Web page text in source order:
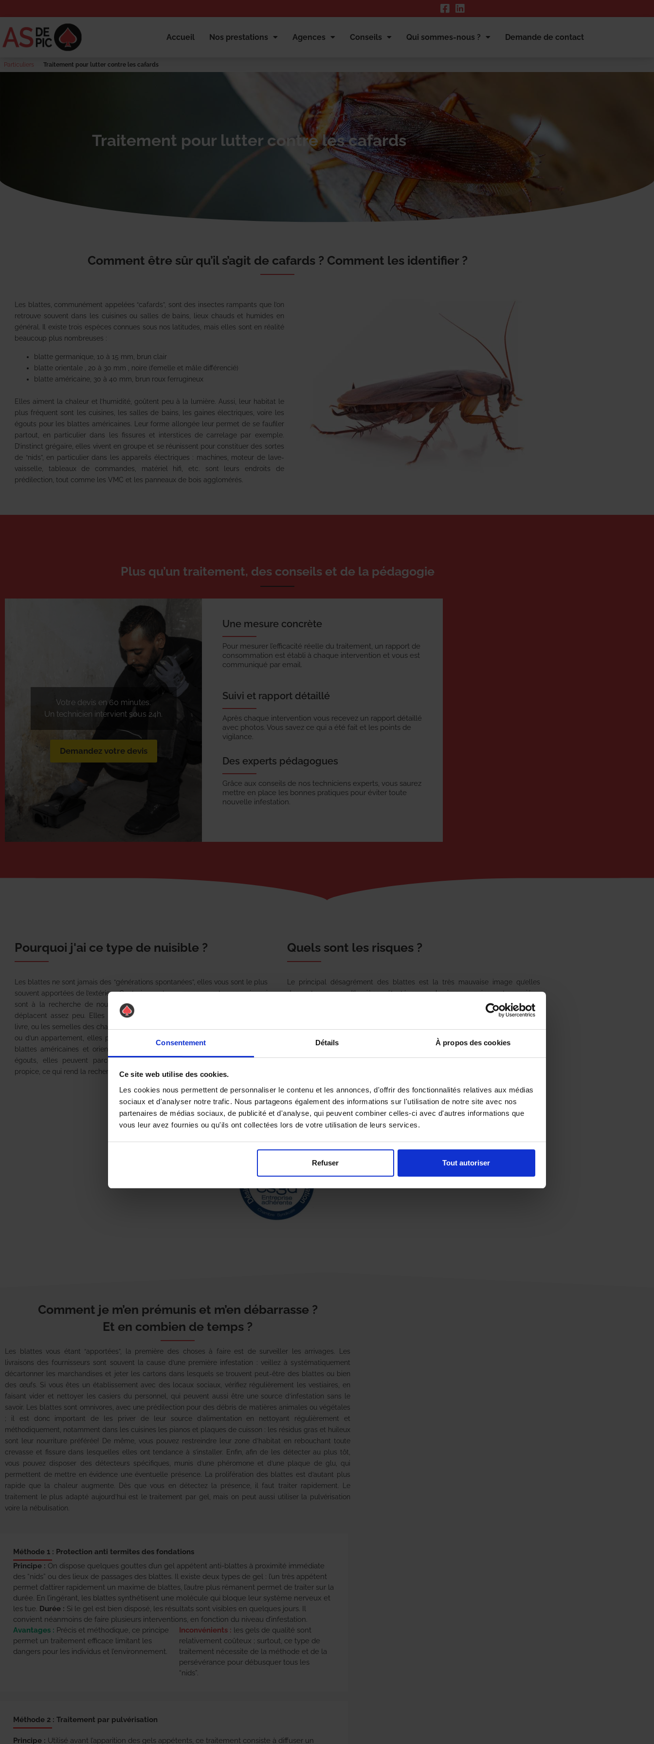
Consentement Détails À propos des cookies
Ce site web utilise des cookies.
Les cookies nous permettent de personnaliser le contenu et les annonces, d'offrir des fonctionnalités relatives aux médias
sociaux et d'analyser notre trafic. Nous partageons également des informations sur l'utilisation de notre site avec nos
partenaires de médias sociaux, de publicité et d'analyse, qui peuvent combiner celles-ci avec d'autres informations que
vous leur avez fournies ou qu'ils ont collectées lors de votre utilisation de leurs services.
Refuser Tout autoriser
Accueil Nos prestations Agences Conseils Qui sommes-nous ? Demande de contact
Particuliers Traitement pour lutter contre les cafards
Traitement pour lutter contre les cafards
Comment être sûr qu’il s’agit de cafards ? Comment les identifier ?
Les blattes, communément appelées “cafards”, sont des insectes rampants que l’on
retrouve souvent dans les cuisines ou salles de bains, lieux chauds et humides en
général. Il existe trois espèces connues sous nos latitudes, mais elles sont en réalité
beaucoup plus nombreuses :
blatte germanique, 10 à 15 mm, brun clair
blatte orientale , 20 à 30 mm , noire (femelle et mâle différencié)
blatte américaine, 30 à 40 mm, brun roux ferrugineux
Elles aiment la chaleur et l’humidité, goûtent peu à la lumière. Aussi, leur habitat le
plus fréquent sont les cuisines, les salles de bains, les gaines électriques, voire les
égouts pour les blattes américaines. Leur forme allongée leur permet de se faufiler
partout, en particulier dans les fissures et interstices de carrelage par exemple.
D’instinct grégaire, elles vivent en groupe et se réunissent pour constituer des sortes
de “nids”, en particulier dans les appareils électriques : machines, moteur de lave-
vaisselle, tableaux de commandes, matériel hifi, etc. sont leurs endroits de
prédilection, tout comme les VMC et les panneaux de bois agglomérés.
Plus qu’un traitement, des conseils et de la pédagogie
Votre devis en 60 minutes.
Un technicien intervient sous 24h.
Demandez votre devis
Une mesure concrète
Pour mesurer l’efficacité réelle du traitement, un rapport de
consommation est établi à chaque intervention et vous est
communiqué par email.
Suivi et rapport détaillé
Après chaque intervention vous recevez un rapport détaillé
avec photos. Vous savez ce qui a été fait et les points de
vigilance.
Des experts pédagogues
Grâce aux conseils de nos techniciens experts, vous saurez
mettre en place les bonnes pratiques pour éviter toute
nouvelle infestation.
Pourquoi j'ai ce type de nuisible ?
Les blattes ne sont jamais des “générations spontanées”, elles vous sont le plus
souvent apportées de l’extérieur. Contrairement aux rongeurs, rats ou souris, qui
sont à la recherche de nourriture ou d’un abri, les blattes germaniques se
déplacent assez peu. Elles suivent les cartons de marchandises qu’on vous
livre, ou les semelles des chaussures. En cas d’infestation importante d’un local
ou d’un appartement, elles peuvent se déplacer chez les voisins… Le cas des
blattes américaines et orientales est différent : souvent présentes dans les
égouts, elles peuvent parcourir plusieurs mètres pour trouver un endroit
propice, ce qui rend la recherche de “nid” plus compliquée.
Quels sont les risques ?
Le principal désagrément des blattes est la très mauvaise image qu’elles
donnent : manque d’hygiène, vétusté, crasse, les images qui y sont associées,
à tort ou à raison, sont très présentes dans les têtes et constituent un risque
important. En outre, elles véhiculent des germes pathogènes et poussières
souvent la cause de dysfonctionnement voire de court-circuit dans les
appareils électriques : il n’est pas rare que les cartes mères des lave-vaisselles
soient détruites par un agglomérat de blattes qui y ont élu domicile…
Certificats
Comment je m’en prémunis et m’en débarrasse ?
Et en combien de temps ?
Les blattes vous étant “apportées”, la première des choses à faire est de surveiller les arrivages. Les
livraisons des fournisseurs sont souvent la cause d’une première infestation : veillez à systématiquement
décartonner les marchandises et jeter les cartons dans lesquels se trouvent peut-être des blattes ou bien
des œufs. Si vous êtes un établissement avec des locaux sociaux, vérifiez régulièrement les vestiaires, en
faisant vider et nettoyer les casiers du personnel, qui peuvent aussi être une source d’infestation sans le
savoir. Les blattes sont omnivores, avec une prédilection pour des débris de matières animales ou végétales
; il est donc important de les priver de leur source d’alimentation en nettoyant régulièrement et
méthodiquement, notamment dans les cuisines les pianos et plaques de cuisson : les résidus gras et huileux
sont leur nourriture préférée! De même, vous pouvez restreindre leur zone d’habitat en rebouchant toute
crevasse et fissure dans lesquelles elles ont tendance à s’installer. Enfin, afin de les détecter au plus tôt,
vous pouvez disposer des détecteurs spécifiques, munis d’une phéromone et d’une plaque de glu, qui
permettent de mettre en évidence une éventuelle présence. La prolifération des blattes est d’autant plus
rapide que la chaleur augmente. Dès que vous en détectez la présence, il faut traiter rapidement. Le
traitement le plus adapté aujourd’hui est le traitement par gel, mais on peut aussi utiliser la pulvérisation
voire la nébulisation.
Méthode 1 : Protection anti termites des fondations
Principe : On dispose quelques gouttes d’un gel appétent anti-blattes à proximité immédiate
des “nids” ou des lieux de passages des blattes. Il existe deux types de gel : l’un très appétent
permet d’attirer rapidement un maxime de blattes, l’autre plus rémanent permet de traiter sur la
durée. En l’ingérant, les blattes synthétisent une molécule qui bloque leur système nerveux et
les tue. Durée : Si le gel est bien disposé, les résultats sont visibles en quelques jours. Il
convient néanmoins de faire plusieurs interventions, en fonction du niveau d’infestation.
Avantages : Précis et méthodique, ce principe
permet un traitement efficace limitant les
dangers pour les individus et l’environnement.
Inconvénients : les gels de qualité sont
relativement coûteux ; surtout, ce type de
traitement nécessite de la méthode et de la
persévérance pour débusquer tous les
“nids”.
Méthode 2 : Traitement par pulvérisation
Principe : Utilisé avant l’apparition des gels appétents, ce traitement consiste à diffuser un